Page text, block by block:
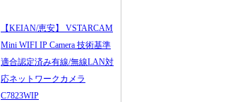
【KEIAN/恵安】 VSTARCAM
Mini WIFI IP Camera 技術基準
適合認定済み有線/無線LAN対
応ネットワークカメラ
C7823WIP